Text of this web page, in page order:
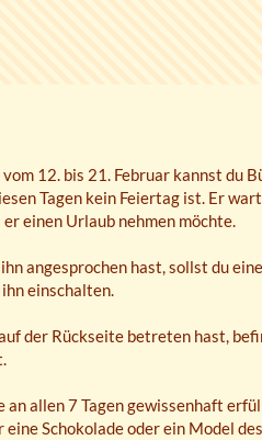
12. bis 21. Februar kannst du
Tagen kein Feiertag ist. Er
einen Urlaub nehmen möchte.
angesprochen hast, sollst du
einschalten.
der Rückseite betreten hast,
an allen 7 Tagen gewissenhaft
Schokolade oder ein Model